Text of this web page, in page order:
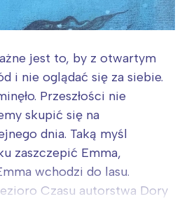
jest to, by z otwartym
i nie oglądać się za siebie.
Przeszłości nie
skupić się na
dnia. Taką myśl
zaszczepić Emma,
wchodzi do lasu.
Czasu autorstwa Dory